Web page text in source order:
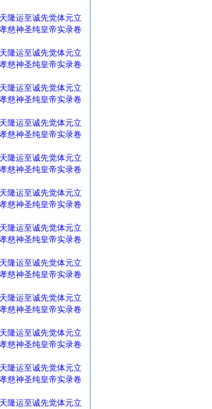
隆运至诚先觉体元立
慈神圣纯皇帝实录卷
隆运至诚先觉体元立
慈神圣纯皇帝实录卷
隆运至诚先觉体元立
慈神圣纯皇帝实录卷
隆运至诚先觉体元立
慈神圣纯皇帝实录卷
隆运至诚先觉体元立
慈神圣纯皇帝实录卷
隆运至诚先觉体元立
慈神圣纯皇帝实录卷
隆运至诚先觉体元立
慈神圣纯皇帝实录卷
隆运至诚先觉体元立
慈神圣纯皇帝实录卷
隆运至诚先觉体元立
慈神圣纯皇帝实录卷
隆运至诚先觉体元立
慈神圣纯皇帝实录卷
隆运至诚先觉体元立
慈神圣纯皇帝实录卷
隆运至诚先觉体元立